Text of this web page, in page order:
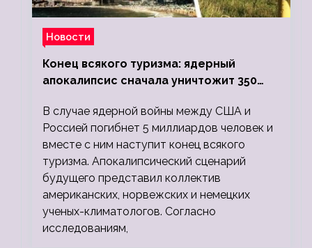
Новости
Конец всякого туризма: ядерный
апокалипсис сначала уничтожит 350
людей
В случае ядерной войны между США и
Россией погибнет 5 миллиардов человек и
вместе с ним наступит конец всякого
туризма. Апокалипсический сценарий
будущего представил коллектив
американских, норвежских и немецких
ученых-климатологов. Согласно
исследованиям,